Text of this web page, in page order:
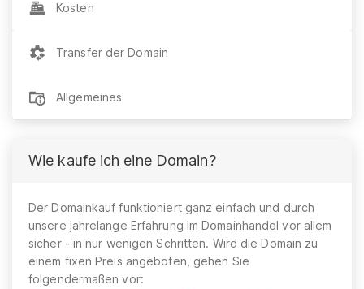
Kosten
Transfer der Domain
Allgemeines
Wie kaufe ich eine Domain?
Der Domainkauf funktioniert ganz einfach und durch
unsere jahrelange Erfahrung im Domainhandel vor allem
sicher - in nur wenigen Schritten. Wird die Domain zu
einem fixen Preis angeboten, gehen Sie
folgendermaßen vor: